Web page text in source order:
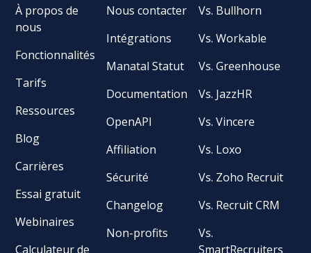
À propos de
nous
Fonctionnalités
Tarifs
Ressources
Blog
Carrières
Essai gratuit
Webinaires
Calculateur de
Nous contacter
Intégrations
Manatal Statut
Documentation
OpenAPI
Affiliation
Sécurité
Changelog
Non-profits
Vs. Bullhorn
Vs. Workable
Vs. Greenhouse
Vs. JazzHR
Vs. Vincere
Vs. Loxo
Vs. Zoho Recruit
Vs. Recruit CRM
Vs.
SmartRecruiters